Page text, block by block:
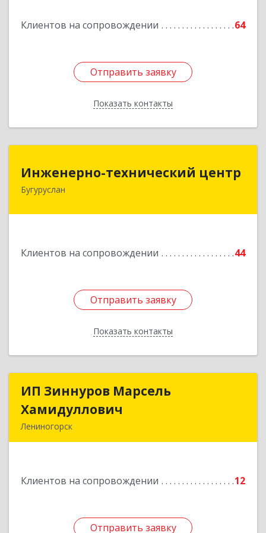
Клиентов на сопровождении 64
Отправить заявку
Показать контакты
Отправить заявку
Назад
Инженерно-технический центр
Бугуруслан
Клиентов на сопровождении 44
Отправить заявку
Показать контакты
Инженерно-технический центр
461633, Оренбургская обл, Бугуруслан г,
Отправить заявку
Назад
ИП Зиннуров Марсель
Хамидуллович
Лениногорск
Клиентов на сопровождении 12
Отправить заявку
ИП Зиннуров Марсель
Подробнее
Отправить заявку